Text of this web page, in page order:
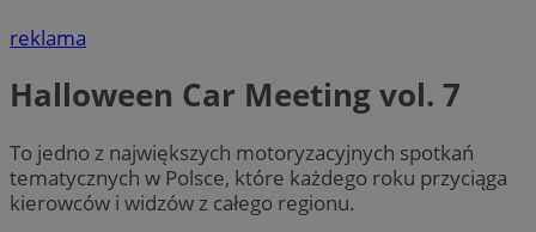
reklama
Halloween Car Meeting vol. 7
To jedno z największych motoryzacyjnych spotkań
tematycznych w Polsce, które każdego roku przyciąga
kierowców i widzów z całego regionu.